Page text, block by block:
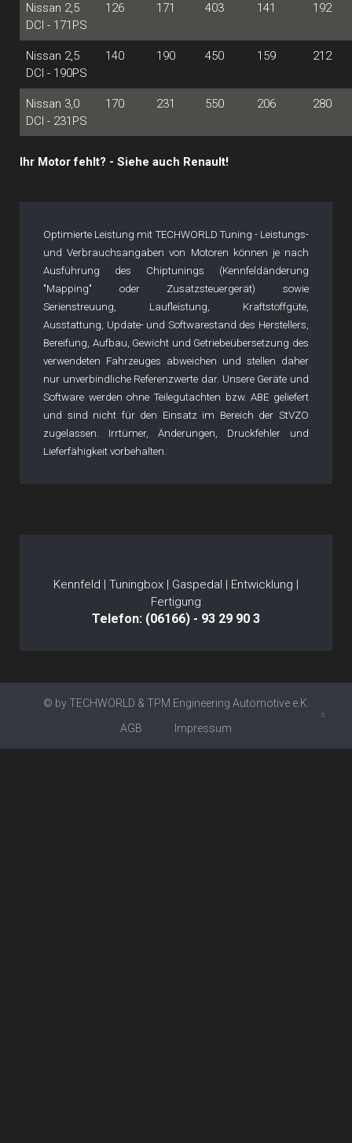
Nissan 2,5
DCI - 171PS
126 171 403 141 192
Nissan 2,5
DCI - 190PS
140 190 450 159 212
Nissan 3,0
DCI - 231PS
170 231 550 206 280
Ihr Motor fehlt? - Siehe auch Renault!
Optimierte Leistung mit TECHWORLD Tuning - Leistungs-
und Verbrauchsangaben von Motoren können je nach
Ausführung des Chiptunings (Kennfeldänderung
"Mapping" oder Zusatzsteuergerät) sowie
Serienstreuung, Laufleistung, Kraftstoffgüte,
Ausstattung, Update- und Softwarestand des Herstellers,
Bereifung, Aufbau, Gewicht und Getriebeübersetzung des
verwendeten Fahrzeuges abweichen und stellen daher
nur unverbindliche Referenzwerte dar. Unsere Geräte und
Software werden ohne Teilegutachten bzw. ABE geliefert
und sind nicht für den Einsatz im Bereich der StVZO
zugelassen. Irrtümer, Änderungen, Druckfehler und
Lieferfähigkeit vorbehalten.
Kennfeld | Tuningbox | Gaspedal | Entwicklung |
Fertigung
Telefon: (06166) - 93 29 90 3
© by TECHWORLD & TPM Engineering Automotive e.K.
AGB
Impressum